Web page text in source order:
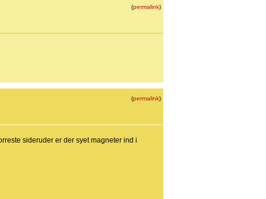
(permalink)
(permalink)
sideruder er der syet magneter ind i